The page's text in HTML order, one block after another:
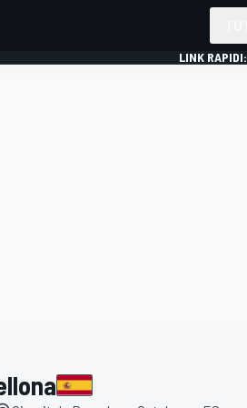
LINK RAPIDI: